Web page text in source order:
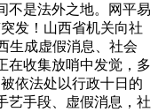
不是法外之地。网平易
发！山西省机关向社
生成虚假消息、社会
在收集放哨中发觉，多
依法处以行政十日的
艺手段、虚假消息，社